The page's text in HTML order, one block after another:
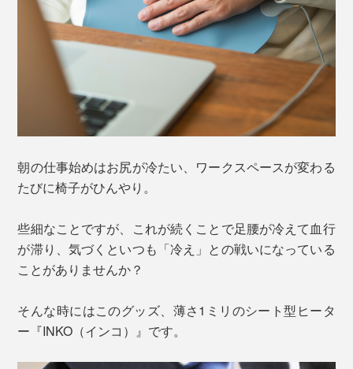
朝の仕事始めはお尻が冷たい、ワークスペースが変わる
たびに椅子がひんやり。
些細なことですが、これが続くことで足腰が冷えて血行
が滞り、気づくといつも「冷え」との戦いになっている
ことがありませんか？
そんな時にはこのグッズ、薄さ1ミリのシート型ヒータ
ー『INKO（インコ）』です。